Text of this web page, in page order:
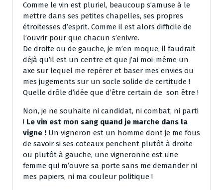
Comme le vin est pluriel, beaucoup s’amuse à le
mettre dans ses petites chapelles, ses propres
étroitesses d’esprit. Comme il est alors difficile de
l’ouvrir pour que chacun s’enivre.
De droite ou de gauche, je m’en moque, il faudrait
déjà qu’il est un centre et que j’ai moi-même un
axe sur lequel me repérer et baser mes envies ou
mes jugements sur un socle solide de certitude !
Quelle drôle d’idée que d’être certain de son être !
Non, je ne souhaite ni candidat, ni combat, ni parti
! Le vin est mon sang quand je marche dans la
vigne ! Un vigneron est un homme dont je me fous
de savoir si ses coteaux penchent plutôt à droite
ou plutôt à gauche, une vigneronne est une
femme qui m’ouvre sa porte sans me demander ni
mes papiers, ni ma couleur politique !